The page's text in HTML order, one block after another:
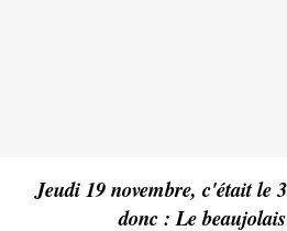
Jeudi 19 novembre, c'était le
donc : Le